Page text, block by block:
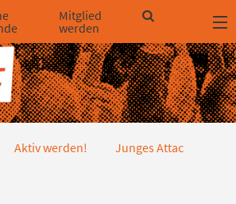
springenspringen
springen
springen
springen
Mitglied
werden
Aktiv werden! Junges Attac